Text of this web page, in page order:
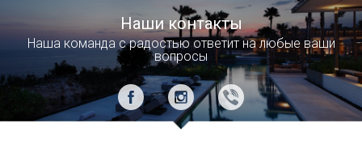
Наши контакты
Наша команда с радостью ответит на любые ваши
вопросы